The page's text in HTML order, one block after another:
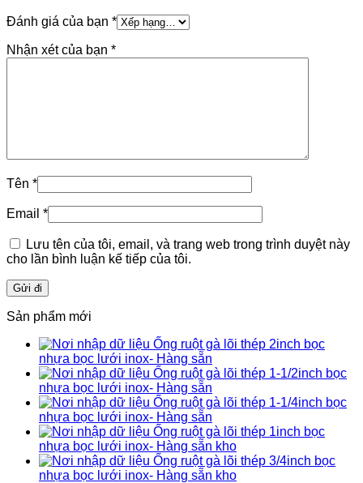
Đánh giá của bạn *
Nhận xét của bạn *
Tên *
Email *
Lưu tên của tôi, email, và trang web trong trình duyệt này
cho lần bình luận kế tiếp của tôi.
Sản phẩm mới
Ống ruột gà lõi thép 2inch bọc
nhựa bọc lưới inox- Hàng sẵn
Ống ruột gà lõi thép 1-1/2inch bọc
nhựa bọc lưới inox- Hàng sẵn
Ống ruột gà lõi thép 1-1/4inch bọc
nhựa bọc lưới inox- Hàng sẵn
Ống ruột gà lõi thép 1inch bọc
nhựa bọc lưới inox- Hàng sẵn kho
Ống ruột gà lõi thép 3/4inch bọc
nhựa bọc lưới inox- Hàng sẵn kho